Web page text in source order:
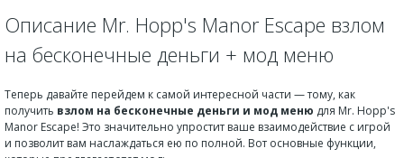
Описание Mr. Hopp's Manor Escape взлом
на бесконечные деньги + мод меню
Теперь давайте перейдем к самой интересной части — тому, как
получить взлом на бесконечные деньги и мод меню для Mr. Hopp's
Manor Escape! Это значительно упростит ваше взаимодействие с игрой
и позволит вам наслаждаться ею по полной. Вот основные функции,